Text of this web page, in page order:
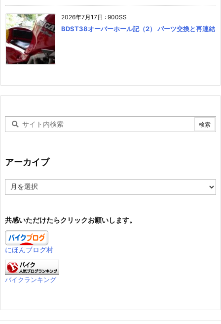
2026年7月17日 : 900SS
BDST38オーバーホール記（2） パーツ交換と再連結
アーカイブ
ー
ブ
共感いただけたらクリックお願いします。
にほんブログ村
バイクランキング